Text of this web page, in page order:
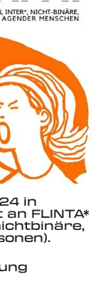
in
FLINTA*